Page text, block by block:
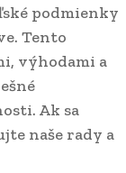
podmienky
Tento
výhodami a
Ak sa
naše rady a